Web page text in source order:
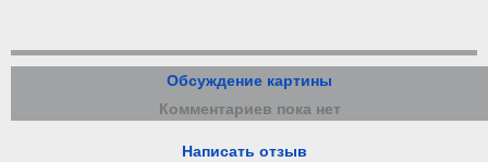
Обсуждение картины
Комментариев пока нет
Написать отзыв